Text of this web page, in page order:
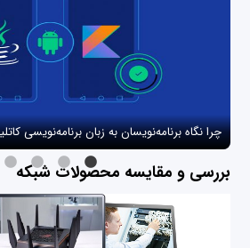
چرا نگاه برنامه‌نویسان به زبان برنامه‌نویسی
بررسی و مقایسه محصولات شبکه